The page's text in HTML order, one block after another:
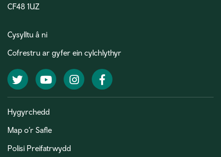
CF48 1UZ
Cysylltu â ni
Cofrestru ar gyfer ein cylchlythyr
TwitterYouTubeInstagramFacebook
Hygyrchedd
Map o’r Safle
Polisi Preifatrwydd